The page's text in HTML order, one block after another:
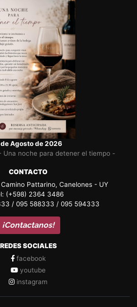
Agosto de 2026
- Una noche para detener el tiempo -
CONTACTO
Pattarino, Canelones - UY
(+598) 2364 3486
/ 095 588333 / 095 594333
¡Contactanos!
REDES SOCIALES
facebook
youtube
instagram